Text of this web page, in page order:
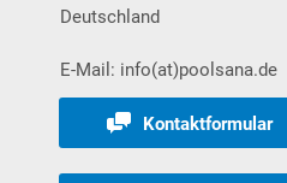
Kunststoff-
Kunststoff-
Deutschland
E-Mail: info(at)poolsana.de
Kontaktformular